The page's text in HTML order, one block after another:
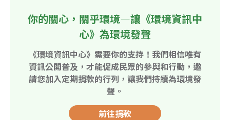
你的關心，關乎環境—讓《環境資訊中
心》為環境發聲
《環境資訊中心》需要你的支持！我們相信唯有
資訊公開普及，才能促成民眾的參與和行動，邀
請您加入定期捐款的行列，讓我們持續為環境發
聲。
前往捐款